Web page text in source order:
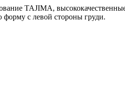
TAJIMA,
с левой стороны груди.